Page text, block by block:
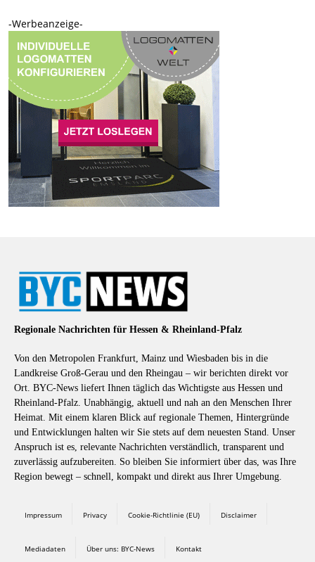
-Werbeanzeige-
Regionale Nachrichten für Hessen & Rheinland-Pfalz
Von den Metropolen Frankfurt, Mainz und Wiesbaden bis in die
Landkreise Groß-Gerau und den Rheingau – wir berichten direkt vor
Ort. BYC-News liefert Ihnen täglich das Wichtigste aus Hessen und
Rheinland-Pfalz. Unabhängig, aktuell und nah an den Menschen Ihrer
Heimat. Mit einem klaren Blick auf regionale Themen, Hintergründe
und Entwicklungen halten wir Sie stets auf dem neuesten Stand. Unser
Anspruch ist es, relevante Nachrichten verständlich, transparent und
zuverlässig aufzubereiten. So bleiben Sie informiert über das, was Ihre
Region bewegt – schnell, kompakt und direkt aus Ihrer Umgebung.
Impressum Privacy Cookie-Richtlinie (EU) Disclaimer
Mediadaten Über uns: BYC-News Kontakt